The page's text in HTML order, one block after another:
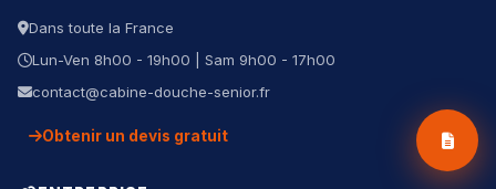
Dans toute la France
Lun-Ven 8h00 - 19h00 | Sam 9h00 - 17h00
contact@cabine-douche-senior.fr
Obtenir un devis gratuit